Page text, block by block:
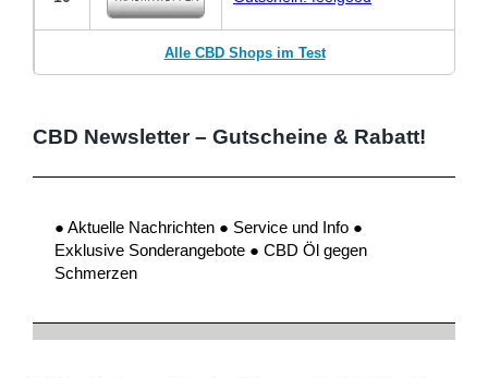
Alle CBD Shops im Test
CBD Newsletter – Gutscheine & Rabatt!
● Aktuelle Nachrichten ● Service und Info ●
Exklusive Sonderangebote ● CBD Öl gegen
Schmerzen